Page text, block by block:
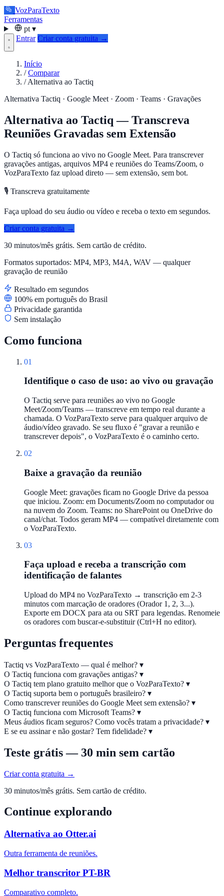
VozParaTexto
Ferramentas
pt ▾
Entrar Criar conta gratuita →
Início
/ Comparar
/ Alternativa ao Tactiq
Alternativa Tactiq · Google Meet · Zoom · Teams · Gravações
Alternativa ao Tactiq — Transcreva
Reuniões Gravadas sem Extensão
O Tactiq só funciona ao vivo no Google Meet. Para transcrever
gravações antigas, arquivos MP4 e reuniões do Teams/Zoom, o
VozParaTexto faz upload direto — sem extensão, sem bot.
🎙️ Transcreva gratuitamente
Faça upload do seu áudio ou vídeo e receba o texto em segundos.
Criar conta gratuita →
30 minutos/mês grátis. Sem cartão de crédito.
Formatos suportados: MP4, MP3, M4A, WAV — qualquer
gravação de reunião
Resultado em segundos
100% em português do Brasil
Privacidade garantida
Sem instalação
Como funciona
01
Identifique o caso de uso: ao vivo ou gravação
O Tactiq serve para reuniões ao vivo no Google
Meet/Zoom/Teams — transcreve em tempo real durante a
chamada. O VozParaTexto serve para qualquer arquivo de
áudio/vídeo gravado. Se seu fluxo é "gravar a reunião e
transcrever depois", o VozParaTexto é o caminho certo.
02
Baixe a gravação da reunião
Google Meet: gravações ficam no Google Drive da pessoa
que iniciou. Zoom: em Documents/Zoom no computador ou
na nuvem do Zoom. Teams: no SharePoint ou OneDrive do
canal/chat. Todos geram MP4 — compatível diretamente com
o VozParaTexto.
03
Faça upload e receba a transcrição com
identificação de falantes
Upload do MP4 no VozParaTexto → transcrição em 2-3
minutos com marcação de oradores (Orador 1, 2, 3...).
Exporte em DOCX para ata ou SRT para legendas. Renomeie
os oradores com buscar-e-substituir (Ctrl+H no editor).
Perguntas frequentes
Tactiq vs VozParaTexto — qual é melhor? ▾
O Tactiq funciona com gravações antigas? ▾
O Tactiq tem plano gratuito melhor que o VozParaTexto? ▾
O Tactiq suporta bem o português brasileiro? ▾
Como transcrever reuniões do Google Meet sem extensão? ▾
O Tactiq funciona com Microsoft Teams? ▾
Meus áudios ficam seguros? Como vocês tratam a privacidade? ▾
E se eu assinar e não gostar? Tem fidelidade? ▾
Teste grátis — 30 min sem cartão
Criar conta gratuita →
30 minutos/mês grátis. Sem cartão de crédito.
Continue explorando
Alternativa ao Otter.ai
Outra ferramenta de reuniões.
Melhor transcritor PT-BR
Comparativo completo.